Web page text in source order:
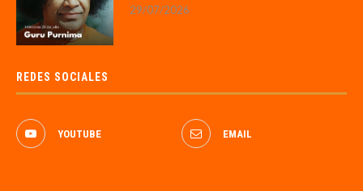
29/07/2026
REDES SOCIALES
YOUTUBE EMAIL